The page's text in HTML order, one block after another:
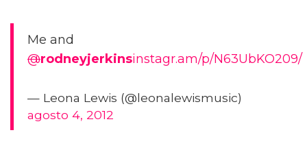
Me and
@rodneyjerkinsinstagr.am/p/N63UbKO209/
— Leona Lewis (@leonalewismusic)
agosto 4, 2012